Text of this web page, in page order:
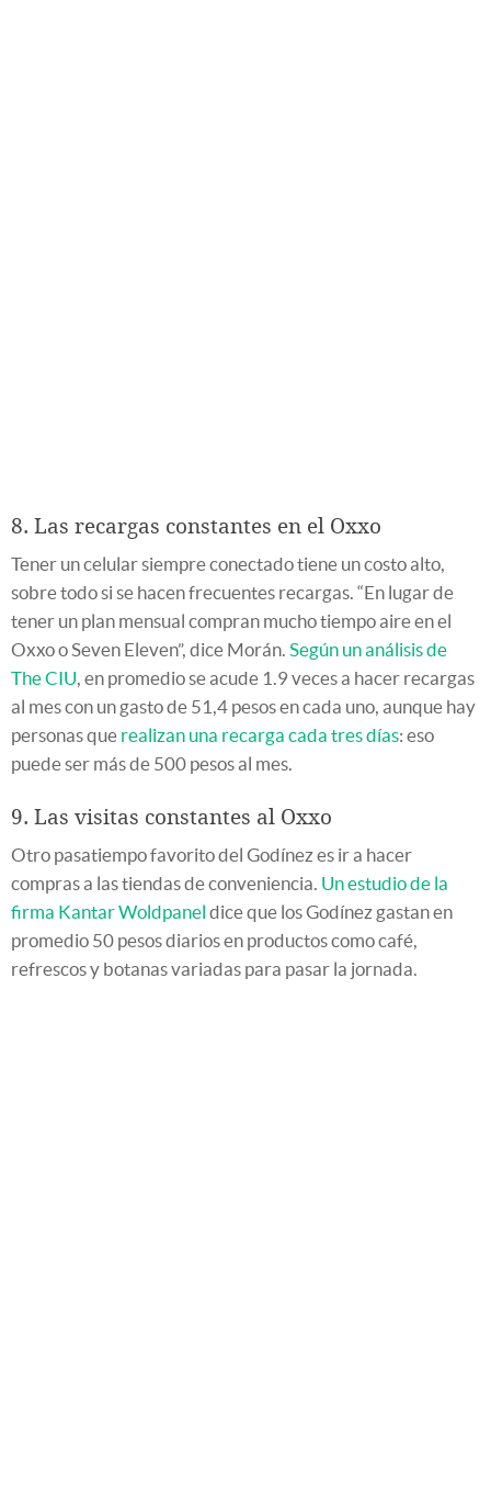
8. Las recargas constantes en el Oxxo
Tener un celular siempre conectado tiene un costo alto,
sobre todo si se hacen frecuentes recargas. “En lugar de
tener un plan mensual compran mucho tiempo aire en el
Oxxo o Seven Eleven”, dice Morán. Según un análisis de
The CIU, en promedio se acude 1.9 veces a hacer recargas
al mes con un gasto de 51,4 pesos en cada uno, aunque hay
personas que realizan una recarga cada tres días: eso
puede ser más de 500 pesos al mes.
9. Las visitas constantes al Oxxo
Otro pasatiempo favorito del Godínez es ir a hacer
compras a las tiendas de conveniencia. Un estudio de la
firma Kantar Woldpanel dice que los Godínez gastan en
promedio 50 pesos diarios en productos como café,
refrescos y botanas variadas para pasar la jornada.